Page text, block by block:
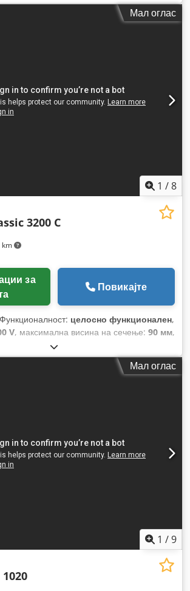
Мал оглас
1 /8
km
3200 C
Повикајте
целосно функционален,
V, максимална висина на сечење: 90 мм,
на сечење:
6.000 обр/мин, вкупна тежина:710 кг,
Мал оглас
1 /9
1020